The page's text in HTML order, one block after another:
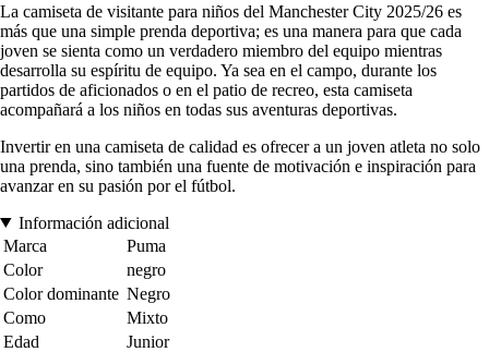
La camiseta de visitante para niños del Manchester City 2025/26 es
más que una simple prenda deportiva; es una manera para que cada
joven se sienta como un verdadero miembro del equipo mientras
desarrolla su espíritu de equipo. Ya sea en el campo, durante los
partidos de aficionados o en el patio de recreo, esta camiseta
acompañará a los niños en todas sus aventuras deportivas.
Invertir en una camiseta de calidad es ofrecer a un joven atleta no solo
una prenda, sino también una fuente de motivación e inspiración para
avanzar en su pasión por el fútbol.
Información adicional
Marca
Puma
Color
negro
Color dominante Negro
Como
Mixto
Edad
Junior